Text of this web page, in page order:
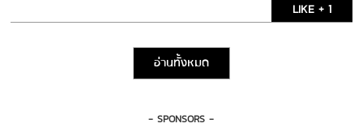
LIKE + 1
อ่านทั้งหมด
- SPONSORS -